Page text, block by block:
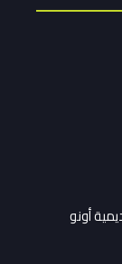
أونو